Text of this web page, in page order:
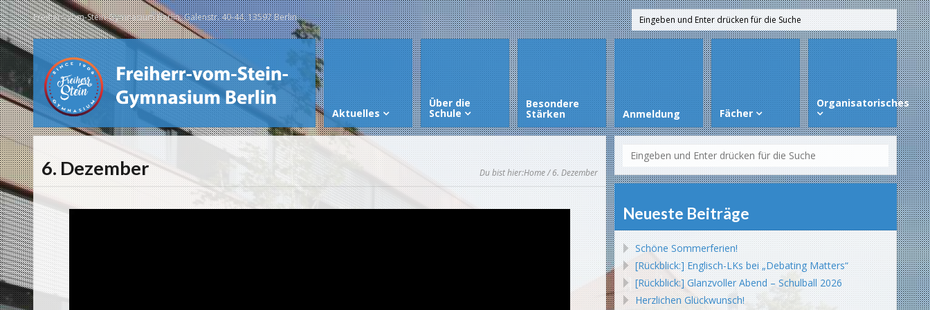
Freiherr-vom-Stein-Gymnasium Berlin, Galenstr. 40-44, 13597 Berlin
Aktuelles
Über die
Schule
Besondere
Stärken Anmeldung Fächer
Organisatorisches
6. Dezember Du bist hier:Home/ 6. Dezember
Neueste Beiträge
Schöne Sommerferien!
[Rückblick:] Englisch-LKs bei „Debating Matters“
[Rückblick:] Glanzvoller Abend – Schulball 2026
Herzlichen Glückwunsch!